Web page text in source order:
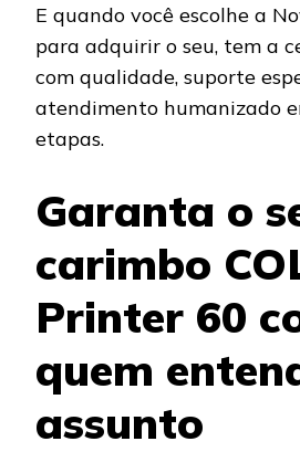
E quando você escolhe a
para adquirir o seu, tem a
com qualidade, suporte
atendimento humanizado
etapas.
Garanta o
carimbo
Printer 60
quem
assunto